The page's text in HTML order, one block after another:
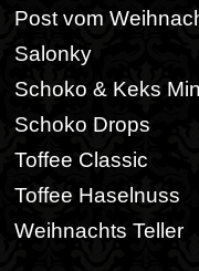
Post vom
Salonky
Schoko & Keks
Schoko Drops
Toffee Classic
Toffee Haselnuss
Weihnachts Teller